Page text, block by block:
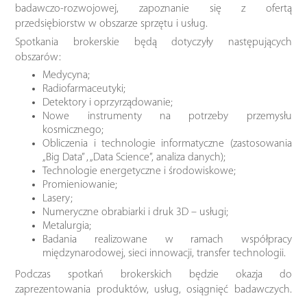
badawczo-rozwojowej, zapoznanie się z ofertą
przedsiębiorstw w obszarze sprzętu i usług.
Spotkania brokerskie będą dotyczyły następujących
obszarów:
Medycyna;
Radiofarmaceutyki;
Detektory i oprzyrządowanie;
Nowe instrumenty na potrzeby przemysłu
kosmicznego;
Obliczenia i technologie informatyczne (zastosowania
„Big Data” , „Data Science”, analiza danych);
Technologie energetyczne i środowiskowe;
Promieniowanie;
Lasery;
Numeryczne obrabiarki i druk 3D – usługi;
Metalurgia;
Badania realizowane w ramach współpracy
międzynarodowej, sieci innowacji, transfer technologii.
Podczas spotkań brokerskich będzie okazja do
zaprezentowania produktów, usług, osiągnięć badawczych.